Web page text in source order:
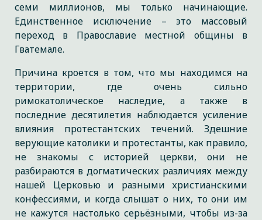
семи миллионов, мы только начинающие.
Единственное исключение – это массовый
переход в Православие местной общины в
Гватемале.
Причина кроется в том, что мы находимся на
территории, где очень сильно
римокатолическое наследие, а также в
последние десятилетия наблюдается усиление
влияния протестантских течений. Здешние
верующие католики и протестанты, как правило,
не знакомы с историей церкви, они не
разбираются в догматических различиях между
нашей Церковью и разными христианскими
конфессиями, и когда слышат о них, то они им
не кажутся настолько серьёзными, чтобы из-за